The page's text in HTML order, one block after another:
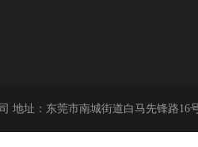
地址：东莞市南城街道白马先锋路